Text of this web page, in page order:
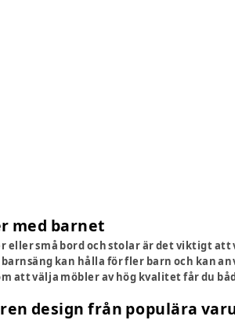
med barnet
små bord och stolar är det viktigt
barnsäng kan hålla för fler barn och kan
att välja möbler av hög kvalitet får du
design från populära